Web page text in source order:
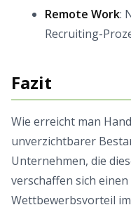
Remote Work:
Recruiting-
Fazit
Wie erreicht man
unverzichtbarer
Unternehmen, die
verschaffen sich
Wettbewerbsvorteil